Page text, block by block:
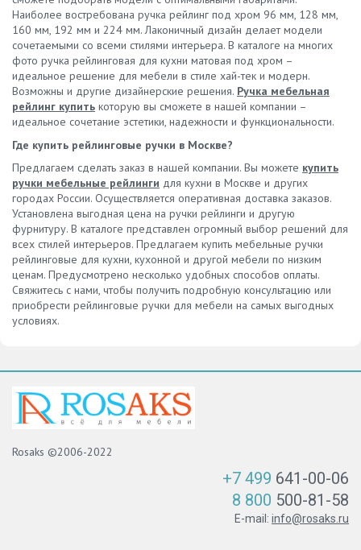
Наиболее востребована ручка рейлинг под хром 96 мм, 128 мм,
160 мм, 192 мм и 224 мм. Лаконичный дизайн делает модели
сочетаемыми со всеми стилями интерьера. В каталоге на многих
фото ручка рейлинговая для кухни матовая под хром –
идеальное решение для мебели в стиле хай-тек и модерн.
Возможны и другие дизайнерские решения. Ручка мебельная
рейлинг купить которую вы сможете в нашей компании –
идеальное сочетание эстетики, надежности и функциональности.
Где купить рейлинговые ручки в Москве?
Предлагаем сделать заказ в нашей компании. Вы можете купить
ручки мебельные рейлинги для кухни в Москве и других
городах России. Осуществляется оперативная доставка заказов.
Установлена выгодная цена на ручки рейлинги и другую
фурнитуру. В каталоге представлен огромный выбор решений для
всех стилей интерьеров. Предлагаем купить мебельные ручки
рейлинговые для кухни, кухонной и другой мебели по низким
ценам. Предусмотрено несколько удобных способов оплаты.
Свяжитесь с нами, чтобы получить подробную консультацию или
приобрести рейлинговые ручки для мебели на самых выгодных
условиях.
Rosaks ©2006-2022
+7 499 641-00-06
8 800 500-81-58
E-mail: info@rosaks.ru